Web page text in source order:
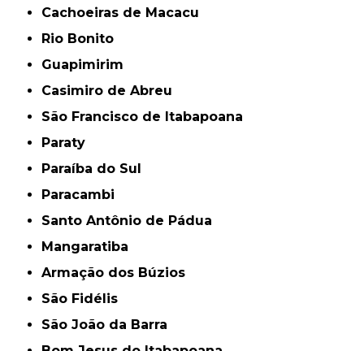
Cachoeiras de Macacu
Rio Bonito
Guapimirim
Casimiro de Abreu
São Francisco de Itabapoana
Paraty
Paraíba do Sul
Paracambi
Santo Antônio de Pádua
Mangaratiba
Armação dos Búzios
São Fidélis
São João da Barra